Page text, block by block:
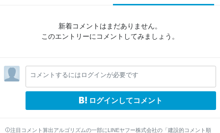
新着コメントはまだありません。
このエントリーにコメントしてみましょう。
コメントするにはログインが必要です
ログインしてコメント
注目コメント算出アルゴリズムの一部にLINEヤフー株式会社の「建設的コメント順